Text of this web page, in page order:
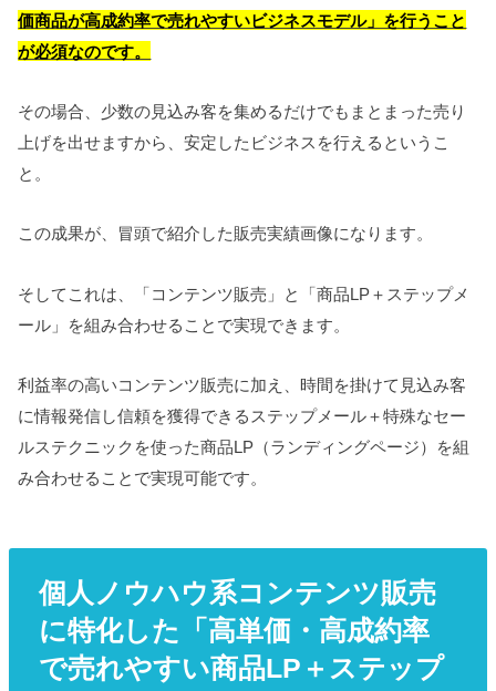
価商品が高成約率で売れやすいビジネスモデル」を行うこと
が必須なのです。
その場合、少数の見込み客を集めるだけでもまとまった売り
上げを出せますから、安定したビジネスを行えるというこ
と。
この成果が、冒頭で紹介した販売実績画像になります。
そしてこれは、「コンテンツ販売」と「商品LP＋ステップメ
ール」を組み合わせることで実現できます。
利益率の高いコンテンツ販売に加え、時間を掛けて見込み客
に情報発信し信頼を獲得できるステップメール＋特殊なセー
ルステクニックを使った商品LP（ランディングページ）を組
み合わせることで実現可能です。
個人ノウハウ系コンテンツ販売
に特化した「高単価・高成約率
で売れやすい商品LP＋ステップ